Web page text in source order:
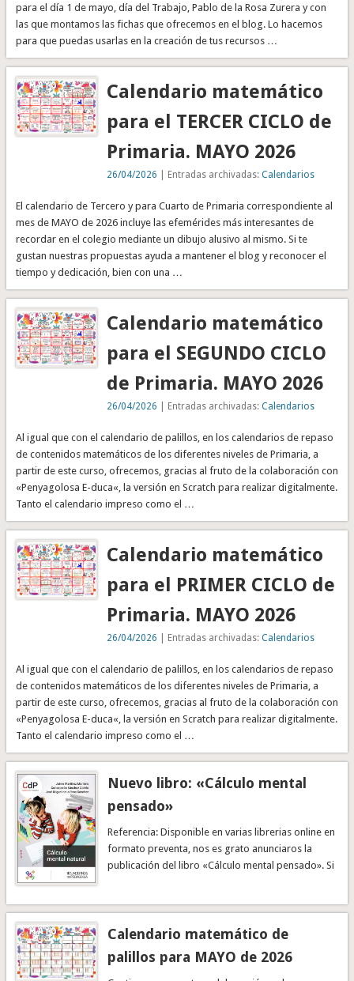
para el día 1 de mayo, día del Trabajo, Pablo de la Rosa Zurera y con
las que montamos las fichas que ofrecemos en el blog. Lo hacemos
para que puedas usarlas en la creación de tus recursos …
Calendario matemático
para el TERCER CICLO de
Primaria. MAYO 2026
26/04/2026 | Entradas archivadas: Calendarios
El calendario de Tercero y para Cuarto de Primaria correspondiente al
mes de MAYO de 2026 incluye las efemérides más interesantes de
recordar en el colegio mediante un dibujo alusivo al mismo. Si te
gustan nuestras propuestas ayuda a mantener el blog y reconocer el
tiempo y dedicación, bien con una …
Calendario matemático
para el SEGUNDO CICLO
de Primaria. MAYO 2026
26/04/2026 | Entradas archivadas: Calendarios
Al igual que con el calendario de palillos, en los calendarios de repaso
de contenidos matemáticos de los diferentes niveles de Primaria, a
partir de este curso, ofrecemos, gracias al fruto de la colaboración con
«Penyagolosa E-duca«, la versión en Scratch para realizar digitalmente.
Tanto el calendario impreso como el …
Calendario matemático
para el PRIMER CICLO de
Primaria. MAYO 2026
26/04/2026 | Entradas archivadas: Calendarios
Al igual que con el calendario de palillos, en los calendarios de repaso
de contenidos matemáticos de los diferentes niveles de Primaria, a
partir de este curso, ofrecemos, gracias al fruto de la colaboración con
«Penyagolosa E-duca«, la versión en Scratch para realizar digitalmente.
Tanto el calendario impreso como el …
Nuevo libro: «Cálculo mental
pensado»
Referencia: Disponible en varias librerias online en
formato preventa, nos es grato anunciaros la
publicación del libro «Cálculo mental pensado». Si
Calendario matemático de
palillos para MAYO de 2026